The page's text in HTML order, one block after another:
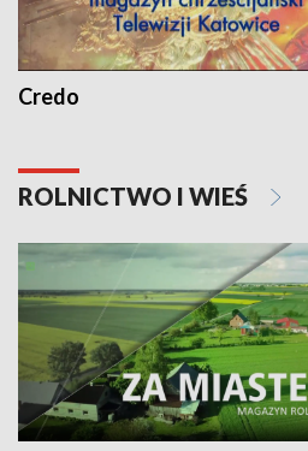
Credo
ROLNICTWO I WIEŚ